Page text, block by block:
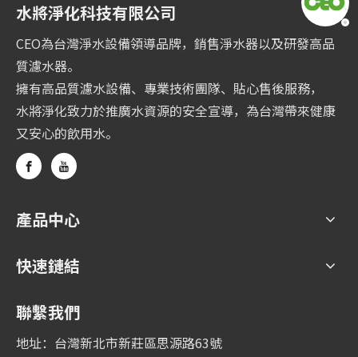
水將淨化科技有限公司
CEO為台灣淨水設備領導品牌，銷售淨水器以及研發高品
質濾水器。
擁有高品質濾水設備、專業技術團隊、貼心售後服務，
水將淨化致力於推廣水資源的安全宣導，為台灣帶來健康
又安心的飲用水。
產品中心
快速鏈結
聯繫我們
地址：台灣新北市新莊區思源路63號